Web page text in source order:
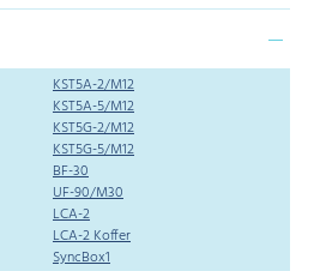
KST5A-2/M12
KST5A-5/M12
KST5G-2/M12
KST5G-5/M12
BF-30
UF-90/M30
LCA-2
LCA-2 Koffer
SyncBox1